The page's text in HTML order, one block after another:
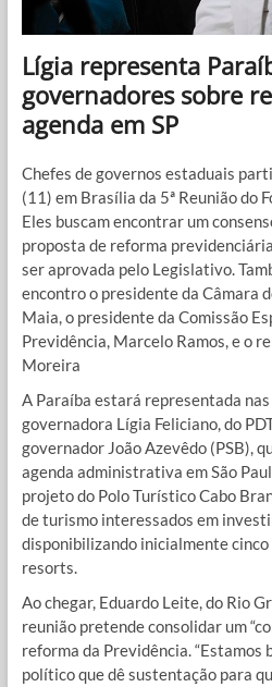
Lígia representa
governadores sobre
agenda em SP
Chefes de governos estaduais
(11) em Brasília da 5ª Reunião do
Eles buscam encontrar um
proposta de reforma
ser aprovada pelo Legislativo.
encontro o presidente da Câmara
Maia, o presidente da Comissão
Previdência, Marcelo Ramos, e o
Moreira
A Paraíba estará representada
governadora Lígia Feliciano, do
governador João Azevêdo (PSB),
agenda administrativa em São
projeto do Polo Turístico Cabo
de turismo interessados em
disponibilizando inicialmente
resorts.
Ao chegar, Eduardo Leite, do Rio
reunião pretende consolidar um
reforma da Previdência. “Estamos
político que dê sustentação para